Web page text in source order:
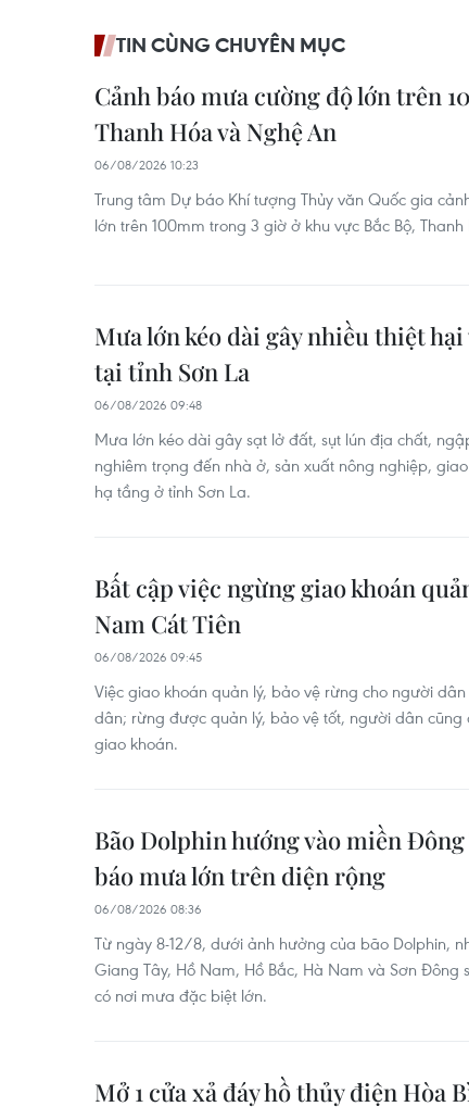
TIN CÙNG CHUYÊN MỤC
Cảnh báo mưa cường độ lớn trên
Thanh Hóa và Nghệ An
06/08/2026 10:23
Trung tâm Dự báo Khí tượng Thủy văn Quốc gia
lớn trên 100mm trong 3 giờ ở khu vực Bắc Bộ,
Mưa lớn kéo dài gây nhiều thiệt
tại tỉnh Sơn La
06/08/2026 09:48
Mưa lớn kéo dài gây sạt lở đất, sụt lún địa chất,
nghiêm trọng đến nhà ở, sản xuất nông nghiệp,
hạ tầng ở tỉnh Sơn La.
Bất cập việc ngừng giao khoán
Nam Cát Tiên
06/08/2026 09:45
Việc giao khoán quản lý, bảo vệ rừng cho người
dân; rừng được quản lý, bảo vệ tốt, người dân cũng
giao khoán.
Bão Dolphin hướng vào miền
báo mưa lớn trên diện rộng
06/08/2026 08:36
Từ ngày 8-12/8, dưới ảnh hưởng của bão Dolphin,
Giang Tây, Hồ Nam, Hồ Bắc, Hà Nam và Sơn Đông
có nơi mưa đặc biệt lớn.
Mở 1 cửa xả đáy hồ thủy điện Hòa